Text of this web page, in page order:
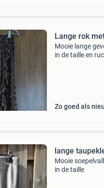
Lange rok
Mooie lange
in de taille en
Zo goed als
lange
Mooie
in de taille